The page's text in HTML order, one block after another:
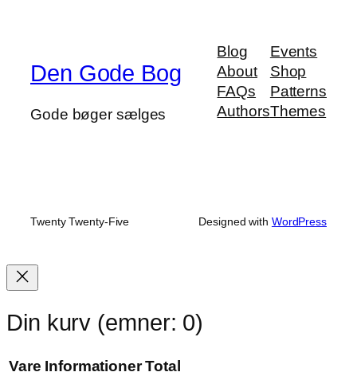
kr. 100.00. kr. 99.99.
Den Gode Bog
Gode bøger sælges
Blog
About
FAQs
Authors
Events
Shop
Patterns
Themes
Twenty Twenty-Five Designed with WordPress
Din kurv (emner: 0)
Vare Informationer Total